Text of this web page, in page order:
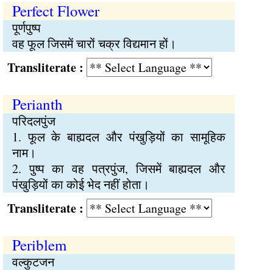
Perfect Flower
पूर्णपुष्प
वह फूल जिसमें चारों चक्र विद्यमान हों।
:
Perianth
परिदलपुंज
1. फूल के बाह्यदल और पंखुड़ियों का सामूहिक
नाम।
2. पुष्प का वह पत्रपुंज, जिसमें बाह्यदल और
पंखुड़ियों का कोई भेद नहीं होता।
:
Periblem
वल्कुटजन